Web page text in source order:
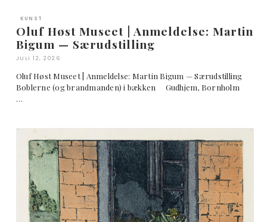
KUNST
Oluf Høst Museet | Anmeldelse: Martin
Bigum — Særudstilling
JULI 12, 2026
Oluf Høst Museet | Anmeldelse: Martin Bigum — Særudstilling
Boblerne (og brandmanden) i bækken Gudhjem, Bornholm
…